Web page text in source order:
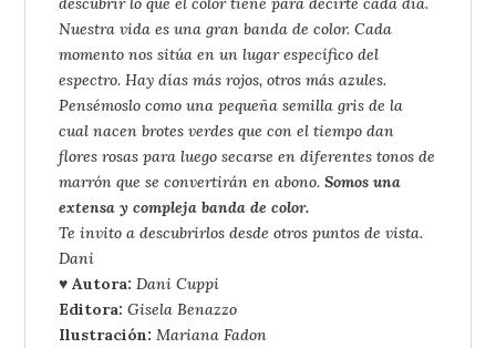
Nuestra vida es una gran banda de color. Cada
momento nos sitúa en un lugar específico del
espectro. Hay días más rojos, otros más azules.
Pensémoslo como una pequeña semilla gris de la
cual nacen brotes verdes que con el tiempo dan
flores rosas para luego secarse en diferentes tonos de
marrón que se convertirán en abono.Somos una
extensa y compleja banda de color.
Te invito a descubrirlos desde otros puntos de vista.
Dani
♥ Autora: Dani Cuppi
Editora: Gisela Benazzo
Ilustración: Mariana Fadon